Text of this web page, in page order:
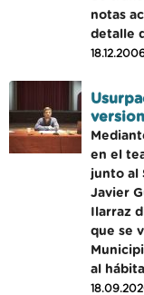
notas
detalle
en el
junto al
Javier
Ilarraz
que se
al